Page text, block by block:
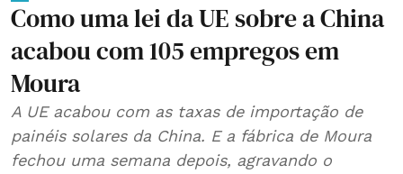
Como uma lei da UE sobre a China
acabou com 105 empregos em
Moura
A UE acabou com as taxas de importação de
painéis solares da China. E a fábrica de Moura
fechou uma semana depois, agravando o